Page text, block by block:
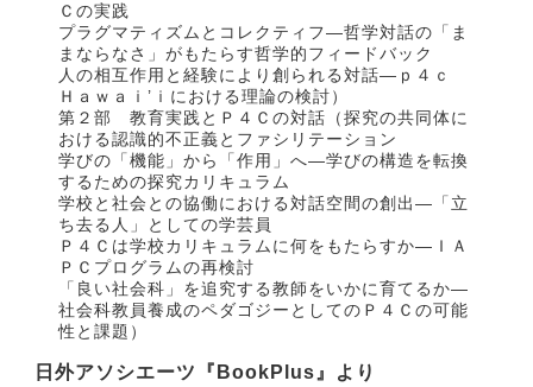
Ｃの実践
プラグマティズムとコレクティフ―哲学対話の「ま
まならなさ」がもたらす哲学的フィードバック
人の相互作用と経験により創られる対話―ｐ４ｃ
Ｈａｗａｉ’ｉにおける理論の検討）
第２部 教育実践とＰ４Ｃの対話（探究の共同体に
おける認識的不正義とファシリテーション
学びの「機能」から「作用」へ―学びの構造を転換
するための探究カリキュラム
学校と社会との協働における対話空間の創出―「立
ち去る人」としての学芸員
Ｐ４Ｃは学校カリキュラムに何をもたらすか―ＩＡ
ＰＣプログラムの再検討
「良い社会科」を追究する教師をいかに育てるか―
社会科教員養成のペダゴジーとしてのＰ４Ｃの可能
性と課題）
日外アソシエーツ『BookPlus』より